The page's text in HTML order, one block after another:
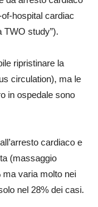
hospital cardiac
TWO study”).
ripristinare la
circulation), ma le
in ospedale sono
cardiaco e
(massaggio
ma varia molto nei
nel 28% dei casi.